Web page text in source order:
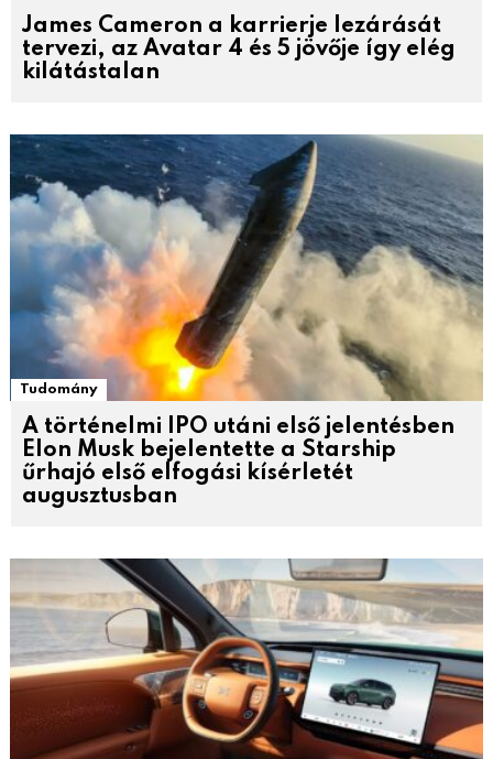
James Cameron a karrierje lezárását
tervezi, az Avatar 4 és 5 jövője így elég
kilátástalan
Tudomány
A történelmi IPO utáni első jelentésben
Elon Musk bejelentette a Starship
űrhajó első elfogási kísérletét
augusztusban